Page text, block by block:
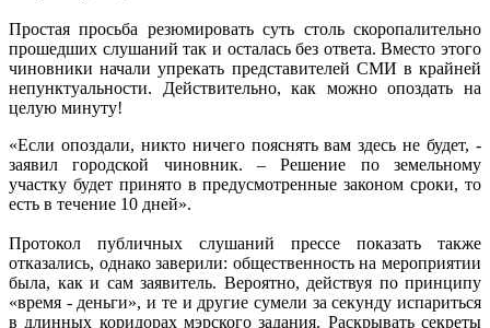
Простая просьба резюмировать суть столь скоропалительно
прошедших слушаний так и осталась без ответа. Вместо этого
чиновники начали упрекать представителей СМИ в крайней
непунктуальности. Действительно, как можно опоздать на
целую минуту!
«Если опоздали, никто ничего пояснять вам здесь не будет, -
заявил городской чиновник. – Решение по земельному
участку будет принято в предусмотренные законом сроки, то
есть в течение 10 дней».
Протокол публичных слушаний прессе показать также
отказались, однако заверили: общественность на мероприятии
была, как и сам заявитель. Вероятно, действуя по принципу
«время - деньги», и те и другие сумели за секунду испариться
в длинных коридорах мэрского задания. Раскрывать секреты